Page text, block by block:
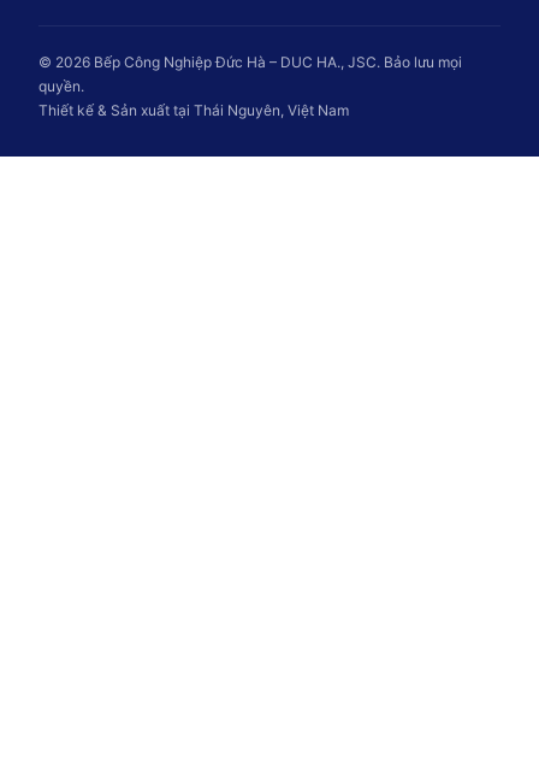
© 2026 Bếp Công Nghiệp Đức Hà – DUC HA., JSC. Bảo lưu mọi
quyền.
Thiết kế & Sản xuất tại Thái Nguyên, Việt Nam